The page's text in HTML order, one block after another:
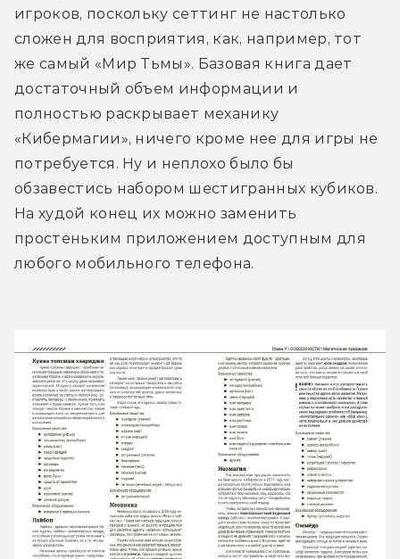
игроков, поскольку сеттинг не настолько
сложен для восприятия, как, например, тот
же самый «Мир Тьмы». Базовая книга дает
достаточный объем информации и
полностью раскрывает механику
«Кибермагии», ничего кроме нее для игры не
потребуется. Ну и неплохо было бы
обзавестись набором шестигранных кубиков.
На худой конец их можно заменить
простеньким приложением доступным для
любого мобильного телефона.